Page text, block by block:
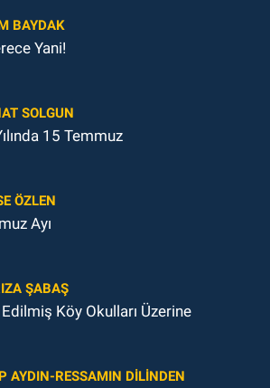
BAYDAK
Yani!
SOLGUN
15 Temmuz
ÖZLEN
Ayı
ŞABAŞ
Köy Okulları Üzerine
AYDIN-RESSAMIN DILINDEN